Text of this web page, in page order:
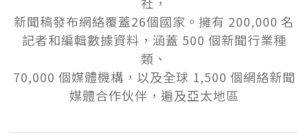
新聞稿發布網絡覆蓋26個國家。擁有 200,000 名
記者和編輯數據資料，涵蓋 500 個新聞行業種
類、
70,000 個媒體機構，以及全球 1,500 個網絡新聞
媒體合作伙伴，遍及亞太地區